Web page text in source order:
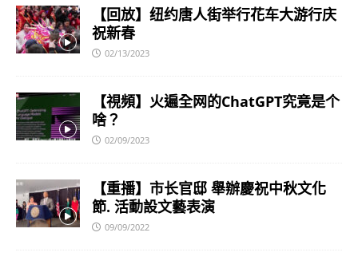
【回放】纽约唐人街举行花车大游行庆
祝新春
02/13/2023
【視頻】火遍全网的ChatGPT究竟是个
啥？
02/09/2023
【重播】市长官邸 舉辦慶祝中秋文化
節. 活動設文藝表演
09/09/2022